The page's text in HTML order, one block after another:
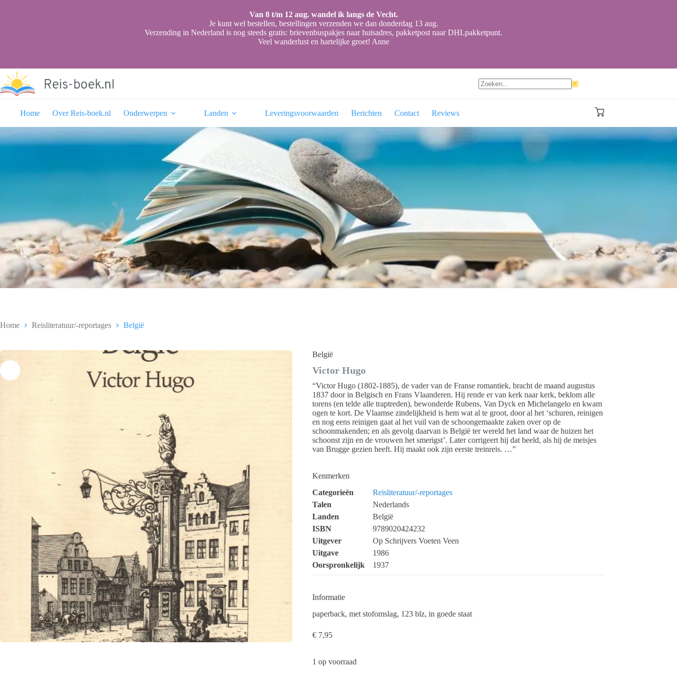
Van 8 t/m 12 aug. wandel ik langs de Vecht.
Je kunt wel bestellen, bestellingen verzenden we dan donderdag 13 aug.
Verzending in Nederland is nog steeds gratis: brievenbuspakjes naar huisadres, pakketpost naar DHLpakketpunt.
Veel wanderlust en hartelijke groet! Anne
Home
Over Reis-boek.nl Onderwerpen Landen Leveringsvoorwaarden Berichten Contact Reviews Winkelwagen
Home Reisliteratuur/-reportages België
België
Victor Hugo
“Victor Hugo (1802-1885), de vader van de Franse romantiek, bracht de maand augustus
1837 door in Belgisch en Frans Vlaanderen. Hij rende er van kerk naar kerk, beklom alle
torens (en telde alle traptreden), bewonderde Rubens, Van Dyck en Michelangelo en kwam
ogen te kort. De Vlaamse zindelijkheid is hem wat al te groot, door al het ‘schuren, reinigen
en nog eens reinigen gaat al het vuil van de schoongemaakte zaken over op de
schoonmakenden; en als gevolg daarvan is België ter wereld het land waar de huizen het
schoonst zijn en de vrouwen het smerigst’. Later corrigeert hij dat beeld, als hij de meisjes
van Brugge gezien heeft. Hij maakt ook zijn eerste treinreis. …”
Kenmerken
Categorieën
Reisliteratuur/-reportages
Talen
Nederlands
Landen
België
ISBN
9789020424232
Uitgever
Op Schrijvers Voeten Veen
Uitgave
1986
Oorspronkelijk
1937
Informatie
paperback, met stofomslag, 123 blz, in goede staat
€ 7,95
1 op voorraad